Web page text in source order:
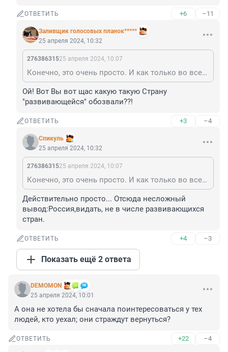
ОТВЕТИТЬ +6 –11
Заливщик голосовых планок*****
25 апреля 2024, 10:32
27638631525 апреля 2024, 10:07
Конечно, это очень просто. И как только во всех развивающихся странах до такого не додумались! Стратег!
Ой! Вот Вы вот щас какую такую Страну
"развивающейся" обозвали??!
ОТВЕТИТЬ +3 –4
Спикуль
25 апреля 2024, 10:32
27638631525 апреля 2024, 10:07
Конечно, это очень просто. И как только во всех развивающихся странах до такого не додумались! Стратег!
Действительно просто... Отсюда несложный
вывод:Россия,видать, не в числе развивающихся
стран.
ОТВЕТИТЬ +4 –3
Показать ещё 2 ответа
DEMOMON
25 апреля 2024, 10:01
А она не хотела бы сначала поинтересоваться у тех
людей, кто уехал; они страждут вернуться?
ОТВЕТИТЬ +22 –4